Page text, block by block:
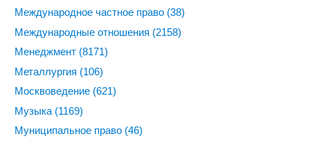
Международное частное право (38)
Международные отношения (2158)
Менеджмент (8171)
Металлургия (106)
Москвоведение (621)
Музыка (1169)
Муниципальное право (46)